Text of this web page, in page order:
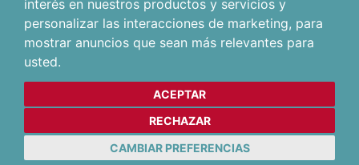
interés en nuestros productos y servicios y
personalizar las interacciones de marketing, para
mostrar anuncios que sean más relevantes para
usted.
ACEPTAR
RECHAZAR
CAMBIAR PREFERENCIAS